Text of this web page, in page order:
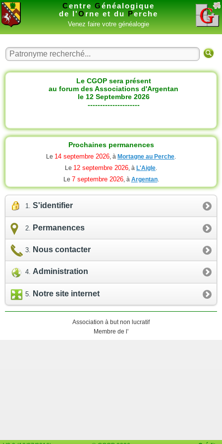
Centre Généalogique
de l'O rne et du Perche
Venez faire votre généalogie
Le CGOP sera présent
au forum des Associations d'Argentan
le 12 Septembre 2026
---------------------
Prochaines permanences
Le 14 septembre 2026, à Mortagne au Perche.
Le 12 septembre 2026, à L'Aigle.
Le 7 septembre 2026, à Argentan.
S'identifier
Permanences
Nous contacter
Administration
Notre site internet
Association à but non lucratif
Membre de l'